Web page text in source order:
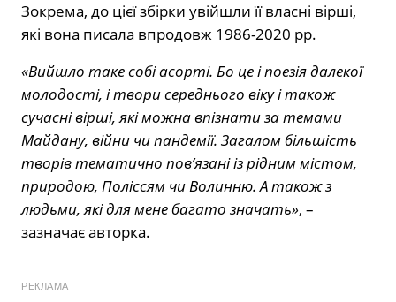
Зокрема, до цієї збірки увійшли її власні вірші,
які вона писала впродовж 1986-2020 рр.
«Вийшло таке собі асорті. Бо це і поезія далекої
молодості, і твори середнього віку і також
сучасні вірші, які можна впізнати за темами
Майдану, війни чи пандемії. Загалом більшість
творів тематично пов’язані із рідним містом,
природою, Поліссям чи Волинню. А також з
людьми, які для мене багато значать», –
зазначає авторка.
РЕКЛАМА